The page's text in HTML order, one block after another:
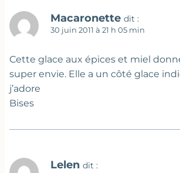
Macaronette dit :
30 juin 2011 à 21 h 05 min
Cette glace aux épices et miel
super envie. Elle a un côté glace
j’adore
Bises
Lelen dit :